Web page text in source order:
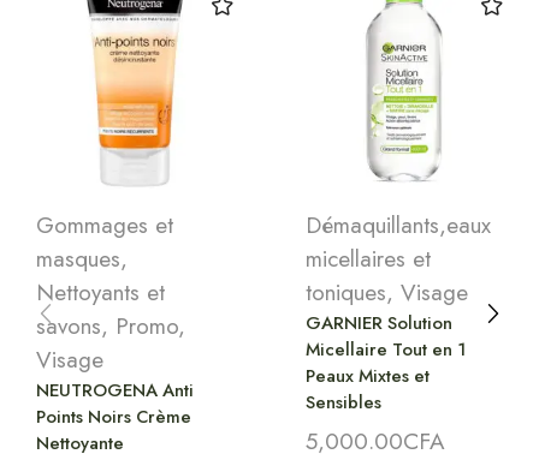
Gommages et
masques,
Nettoyants et
savons, Promo,
Visage
NEUTROGENA Anti
Points Noirs Crème
Nettoyante
Démaquillants,eaux
micellaires et
toniques, Visage
GARNIER Solution
Micellaire Tout en 1
Peaux Mixtes et
Sensibles
5,000.00CFA